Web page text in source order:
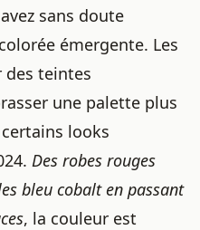
sans doute
émergente. Les
des teintes
une palette plus
certains looks
. Des robes rouges
bleu cobalt en passant
, la couleur est